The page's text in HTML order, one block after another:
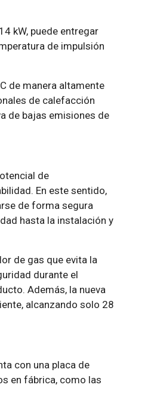
kW, puede entregar
de impulsión
de manera altamente
de calefacción
de bajas emisiones de
de
En este sentido,
de forma segura
hasta la instalación y
de gas que evita la
durante el
Además, la nueva
alcanzando solo 28
con una placa de
en fábrica, como las